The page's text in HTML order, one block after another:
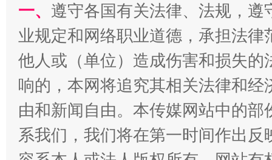
在谋一域中谋全局
一、 遵守各国有关法律、法规，
业规定和网络职业道德，承担法
他人或（单位）造成伤害和损失
响的，本网将追究其相关法律和
由和新闻自由。本传媒网站中的
系我们，我们将在第一时间作出